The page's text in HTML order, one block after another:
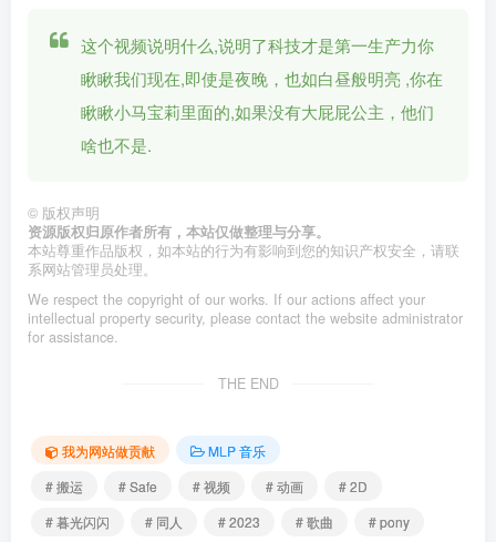
这个视频说明什么,说明了科技才是第一生产力你
瞅瞅我们现在,即使是夜晚，也如白昼般明亮 ,你在
瞅瞅小马宝莉里面的,如果没有大屁屁公主，他们
啥也不是.
© 版权声明
资源版权归原作者所有，本站仅做整理与分享。
本站尊重作品版权，如本站的行为有影响到您的知识产权安全，请联
系网站管理员处理。
We respect the copyright of our works. If our actions affect your
intellectual property security, please contact the website administrator
for assistance.
THE END
我为网站做贡献
MLP 音乐
# 搬运
# Safe # 视频 # 动画
# 2D
# 暮光闪闪
# 同人 # 2023 # 歌曲
# pony